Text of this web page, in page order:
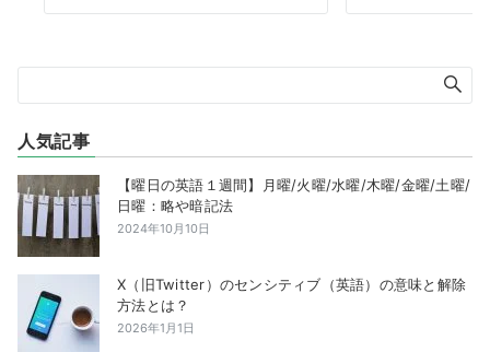
人気記事
【曜日の英語１週間】月曜/火曜/水曜/木曜/金曜/土曜/
日曜：略や暗記法
2024年10月10日
X（旧Twitter）のセンシティブ（英語）の意味と解除
方法とは？
2026年1月1日